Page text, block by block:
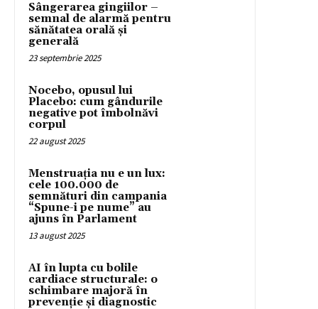
Sângerarea gingiilor –
semnal de alarmă pentru
sănătatea orală și
generală
23 septembrie 2025
Nocebo, opusul lui
Placebo: cum gândurile
negative pot îmbolnăvi
corpul
22 august 2025
Menstruația nu e un lux:
cele 100.000 de
semnături din campania
“Spune-i pe nume” au
ajuns în Parlament
13 august 2025
AI în lupta cu bolile
cardiace structurale: o
schimbare majoră în
prevenție și diagnostic